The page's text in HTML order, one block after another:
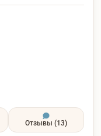
Отзывы (13)